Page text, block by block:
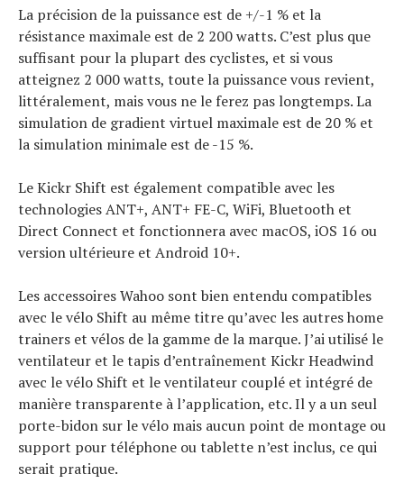
La précision de la puissance est de +/-1 % et la
résistance maximale est de 2 200 watts. C’est plus que
suffisant pour la plupart des cyclistes, et si vous
atteignez 2 000 watts, toute la puissance vous revient,
littéralement, mais vous ne le ferez pas longtemps. La
simulation de gradient virtuel maximale est de 20 % et
la simulation minimale est de -15 %.
Le Kickr Shift est également compatible avec les
technologies ANT+, ANT+ FE-C, WiFi, Bluetooth et
Direct Connect et fonctionnera avec macOS, iOS 16 ou
version ultérieure et Android 10+.
Les accessoires Wahoo sont bien entendu compatibles
avec le vélo Shift au même titre qu’avec les autres home
trainers et vélos de la gamme de la marque. J’ai utilisé le
ventilateur et le tapis d’entraînement Kickr Headwind
avec le vélo Shift et le ventilateur couplé et intégré de
manière transparente à l’application, etc. Il y a un seul
porte-bidon sur le vélo mais aucun point de montage ou
support pour téléphone ou tablette n’est inclus, ce qui
serait pratique.
Conseils
Tendances
Tous nos articles
À propos